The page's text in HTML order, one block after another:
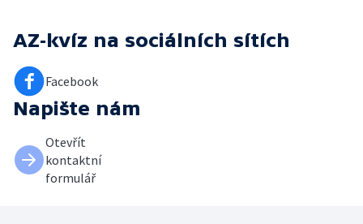
AZ-kvíz na sociálních sítích
Facebook
Napište nám
Otevřít
kontaktní
formulář